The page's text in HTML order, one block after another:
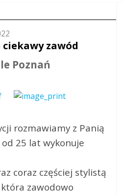
zawód
Poznań
rozmawiamy z Panią
od 25 lat wykonuje
coraz częściej stylistą
zawodowo